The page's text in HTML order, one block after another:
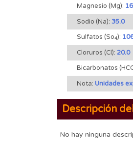
Magnesio (Mg):
Sodio (Na): 35.0
Sulfatos (So4):
Cloruros (Cl): 20.0
Bicarbonatos
Nota: Unidades
Descripción
No hay ninguna